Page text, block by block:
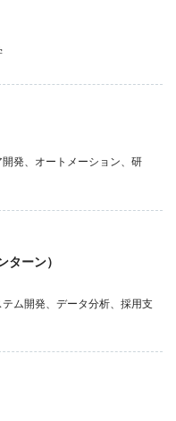
発、オートメーション、研
ーン）
ム開発、データ分析、採用支